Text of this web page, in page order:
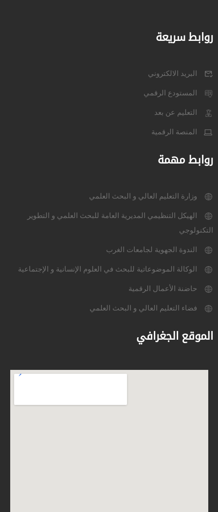
روابط سريعة
البريد الالكتروني
المستودع الرقمي
التعليم عن بعد
المنصة الرقمية
روابط مهمة
وزارة التعليم العالي و البحث العلمي
الهيكل التنظيمي المديرية العامة للبحث العلمي و التطوير
التكنولوجي
الندوة الجهوية لجامعات الغرب
الوكالة الموضوعاتية للبحث في العلوم الإنسانية و الإجتماعية
حاضنة الأعمال الرقمية
فضاء التعليم العالي و البحث العلمي
الموقع الجغرافي